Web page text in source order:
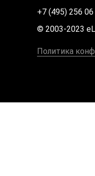
© 2003-2023
+7 (495) 256
Политика